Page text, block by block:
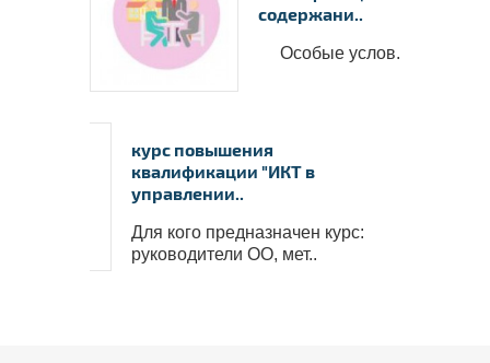
Нажмите на изображение, чтобы
содержани..
Особые услов..
курс повышения
квалификации "ИКТ в
управлении..
Для кого предназначен курс:
руководители ОО, мет..